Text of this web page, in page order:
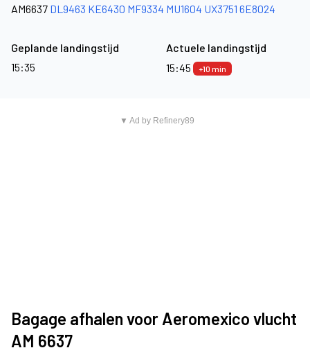
AM6637 DL9463 KE6430 MF9334 MU1604 UX3751 6E8024
Geplande landingstijd
15:35
Actuele landingstijd
15:45
+10 min
▼ Ad by Refinery89
Bagage afhalen voor Aeromexico vlucht
AM 6637